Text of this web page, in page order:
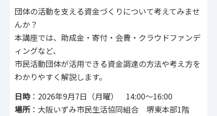
団体の活動を支える資金づくりについて考えてみませ
んか？
本講座では、助成金・寄付・会費・クラウドファンデ
ィングなど、
市民活動団体が活用できる資金調達の方法や考え方を
わかりやすく解説します。
日時：2026年9月7日（月曜） 14:00～16:00
場所：大阪いずみ市民生活協同組合 堺東本部1階